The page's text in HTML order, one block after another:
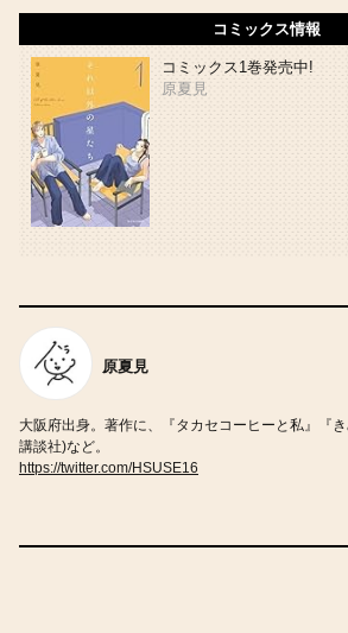
コミックス情報
コミックス1巻発売中!
原夏見
原夏見
大阪府出身。著作に、『タカセコーヒーと私』『
講談社)など。
https://twitter.com/HSUSE16